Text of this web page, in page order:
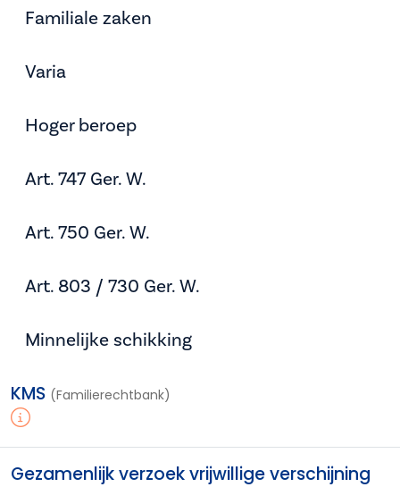
Familiale zaken
Varia
Hoger beroep
Art. 747 Ger. W.
Art. 750 Ger. W.
Art. 803 / 730 Ger. W.
Minnelijke schikking
KMS (Familierechtbank)
Gezamenlijk verzoek vrijwillige verschijning